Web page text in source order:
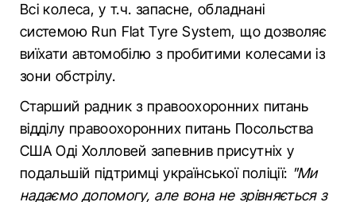
Всі колеса, у т.ч. запасне, обладнані
системою Run Flat Tyre System, що дозволяє
виїхати автомобілю з пробитими колесами із
зони обстрілу.
Старший радник з правоохоронних питань
відділу правоохоронних питань Посольства
США Оді Холловей запевнив присутніх у
подальшій підтримці української поліції: "Ми
надаємо допомогу, але вона не зрівняється з